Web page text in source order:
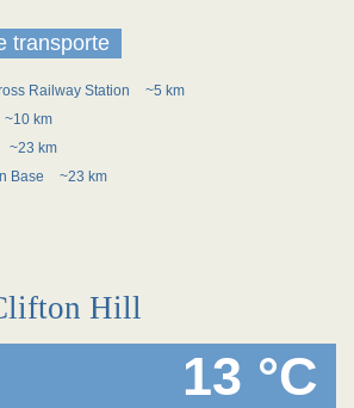
transporte
Railway Station
~5 km
~10 km
~23 km
Base
~23 km
Hill
13 °C